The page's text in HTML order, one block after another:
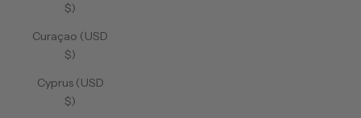
$)
Curaçao (USD
$)
Cyprus (USD
$)